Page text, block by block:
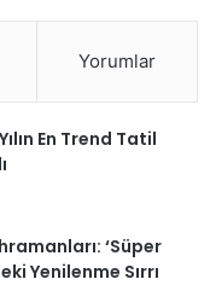
Yorumlar
En Trend Tatil
‘Süper
Yenilenme Sırrı